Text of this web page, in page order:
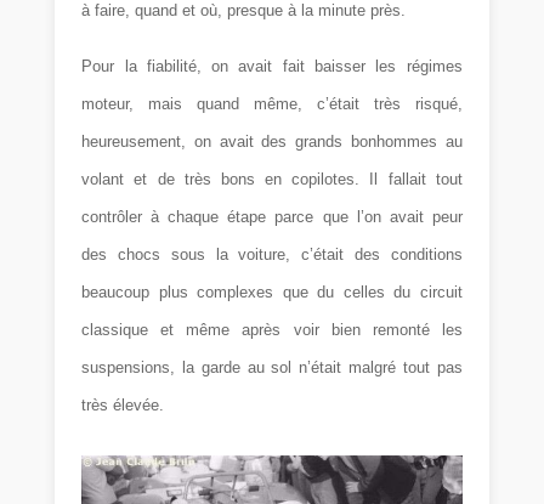
à faire, quand et où, presque à la minute près.
Pour la fiabilité, on avait fait baisser les régimes
moteur, mais quand même, c’était très risqué,
heureusement, on avait des grands bonhommes au
volant et de très bons en copilotes. Il fallait tout
contrôler à chaque étape parce que l’on avait peur
des chocs sous la voiture, c’était des conditions
beaucoup plus complexes que du celles du circuit
classique et même après voir bien remonté les
suspensions, la garde au sol n’était malgré tout pas
très élevée.